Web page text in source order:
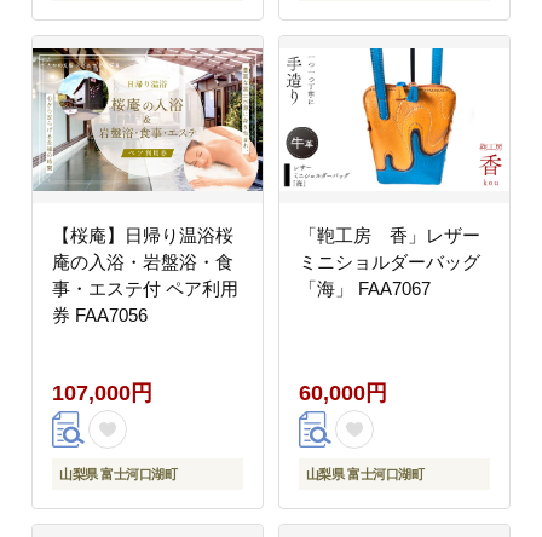
【桜庵】日帰り温浴桜
庵の入浴・岩盤浴・食
事・エステ付 ペア利用
券 FAA7056
107,000円
山梨県 富士河口湖町
「鞄工房 香」レザー
ミニショルダーバッグ
「海」 FAA7067
60,000円
山梨県 富士河口湖町